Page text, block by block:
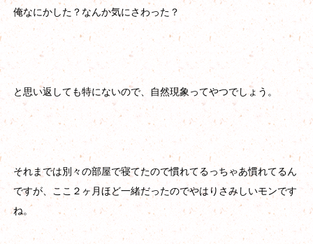
俺なにかした？なんか気にさわった？
と思い返しても特にないので、自然現象ってやつでしょう。
それまでは別々の部屋で寝てたので慣れてるっちゃあ慣れてるん
ですが、ここ２ヶ月ほど一緒だったのでやはりさみしいモンです
ね。